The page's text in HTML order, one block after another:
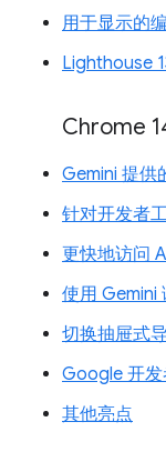
用于显示的
Lighthouse
Chrome
Gemini 提供
针对开发者
更快地访问
使用 Gemini
切换抽屉式
Google 开发
其他亮点